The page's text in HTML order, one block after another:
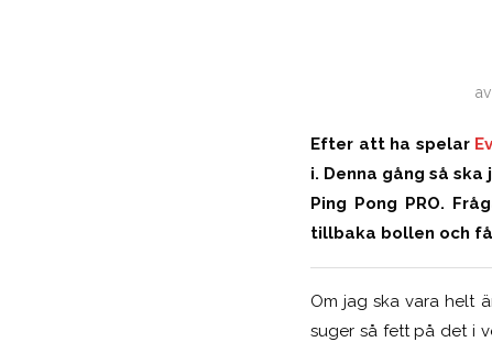
av
Efter att ha spelar
i. Denna gång så
Ping Pong PRO.
tillbaka bollen och
Om jag ska vara helt
suger så fett på det i